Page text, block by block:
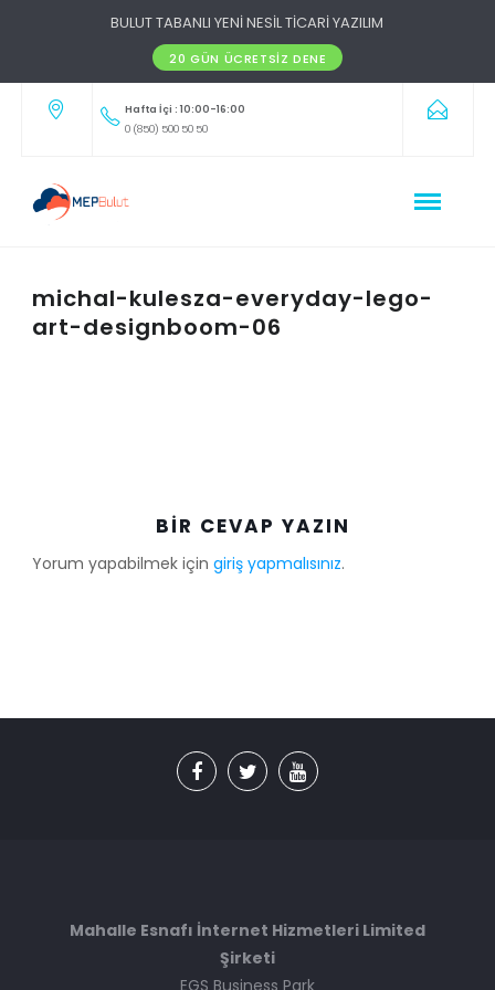
BULUT TABANLI YENİ NESİL TİCARİ YAZILIM
20 GÜN ÜCRETSIZ DENE
Hafta İçi : 10:00-16:00
0 (850) 500 50 50
michal-kulesza-everyday-lego-
art-designboom-06
BIR CEVAP YAZIN
Yorum yapabilmek için giriş yapmalısınız.
Mahalle Esnafı İnternet Hizmetleri Limited
Şirketi
EGS Business Park